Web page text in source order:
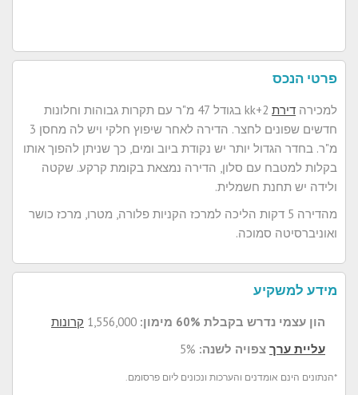
פרטי הנכס
למכירה דירת
2+kk בגודל 47 מ"ר עם תקרות גבוהות וחלונות
חדשים שפונים לחצר. הדירה לאחר שיפוץ חלקי ויש לה מחסן 3
מ"ר. בחדר הגדול יותר יש נקודת ביוב ומים, כך שניתן להפוך אותו
בקלות למטבח עם סלון, הדירה נמצאת בקומת קרקע. שקטה
ולידה יש תחנת חשמלית.
מהדירה 5 דקות הליכה למרכז הקניות פלורה, מטרו, מרכז כושר
ואוניברסיטה סמוכה.
מידע למשקיע
הון עצמי נדרש בקבלת 60% מימון: 1,556,000 קרונות
עליית ערך צפויה לשנה: 5%
*הנתונים הינם אומדנים והערכות ונכונים ליום פרסומם.